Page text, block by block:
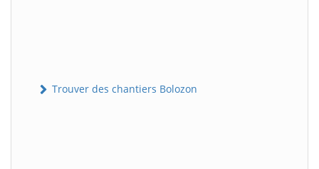
Trouver des chantiers Bolozon